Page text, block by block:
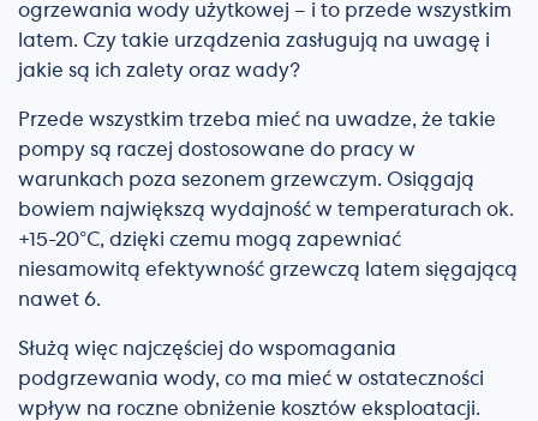
ogrzewania wody użytkowej – i to przede wszystkim
latem. Czy takie urządzenia zasługują na uwagę i
jakie są ich zalety oraz wady?
Przede wszystkim trzeba mieć na uwadze, że takie
pompy są raczej dostosowane do pracy w
warunkach poza sezonem grzewczym. Osiągają
bowiem największą wydajność w temperaturach ok.
+15-20°C, dzięki czemu mogą zapewniać
niesamowitą efektywność grzewczą latem sięgającą
nawet 6.
Służą więc najczęściej do wspomagania
podgrzewania wody, co ma mieć w ostateczności
wpływ na roczne obniżenie kosztów eksploatacji.